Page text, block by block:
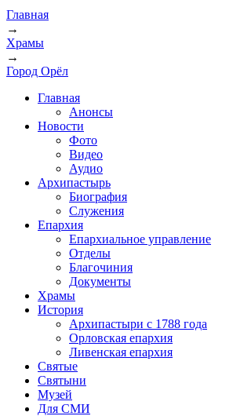
Главная
→
Храмы
→
Город Орёл
Главная
Анонсы
Новости
Фото
Видео
Аудио
Архипастырь
Биография
Служения
Епархия
Епархиальное управление
Отделы
Благочиния
Документы
Храмы
История
Архипастыри с 1788 года
Орловская епархия
Ливенская епархия
Святые
Святыни
Музей
Для СМИ